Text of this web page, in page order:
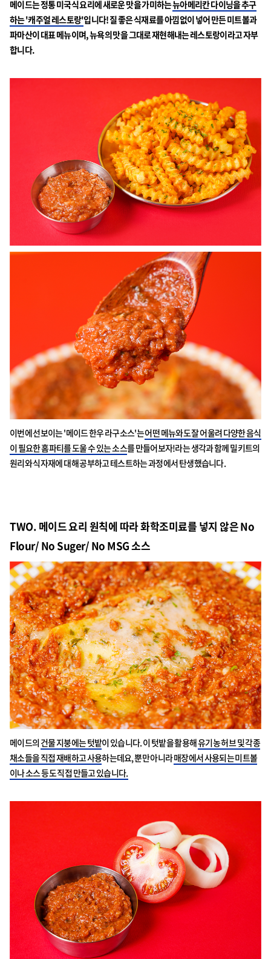
메이드는 정통 미국식 요리에 새로운 맛을 가미하는뉴아메리칸 다이닝을 추구
하는 '캐주얼 레스토랑'입니다! 질 좋은 식재료를 아낌없이 넣어 만든 미트볼과
파마산이 대표 메뉴이며, 뉴욕의 맛을 그대로 재현해내는 레스토랑이라고 자부
합니다.
이번에 선보이는 '메이드 한우 라구소스'는어떤 메뉴와도 잘 어울려 다양한 음식
이 필요한 홈파티를 도울 수 있는 소스를 만들어보자!라는 생각과 함께 밀키트의
원리와 식자재에 대해 공부하고 테스트하는 과정에서 탄생했습니다.
TWO. 메이드요리 원칙에 따라 화학조미료를 넣지 않은 No
Flour/ No Suger/ No MSG 소스
메이드의건물 지붕에는 텃밭이 있습니다. 이 텃밭을 활용해유기농 허브 및 각종
채소들을 직접 재배하고 사용하는데요, 뿐만 아니라매장에서 사용되는 미트볼
이나 소스 등도 직접 만들고 있습니다.